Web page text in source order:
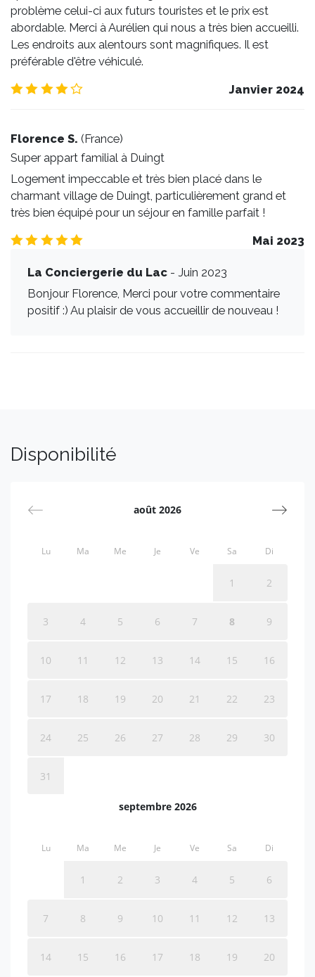
problème celui-ci aux futurs touristes et le prix est
abordable. Merci à Aurélien qui nous a très bien accueilli.
Les endroits aux alentours sont magnifiques. Il est
préférable d'être véhiculé.
Janvier 2024
Florence S. (France)
Super appart familial à Duingt
Logement impeccable et très bien placé dans le
charmant village de Duingt, particulièrement grand et
très bien équipé pour un séjour en famille parfait !
Mai 2023
La Conciergerie du Lac - Juin 2023
Bonjour Florence, Merci pour votre commentaire
positif :) Au plaisir de vous accueillir de nouveau !
Disponibilité
août 2026
Lu Ma Me Je Ve Sa Di
1 2
3 4 5 6 7 8 9
10 11 12 13 14 15 16
17 18 19 20 21 22 23
24 25 26 27 28 29 30
31
septembre 2026
Lu Ma Me Je Ve Sa Di
1 2 3 4 5 6
7 8 9 10 11 12 13
14 15 16 17 18 19 20